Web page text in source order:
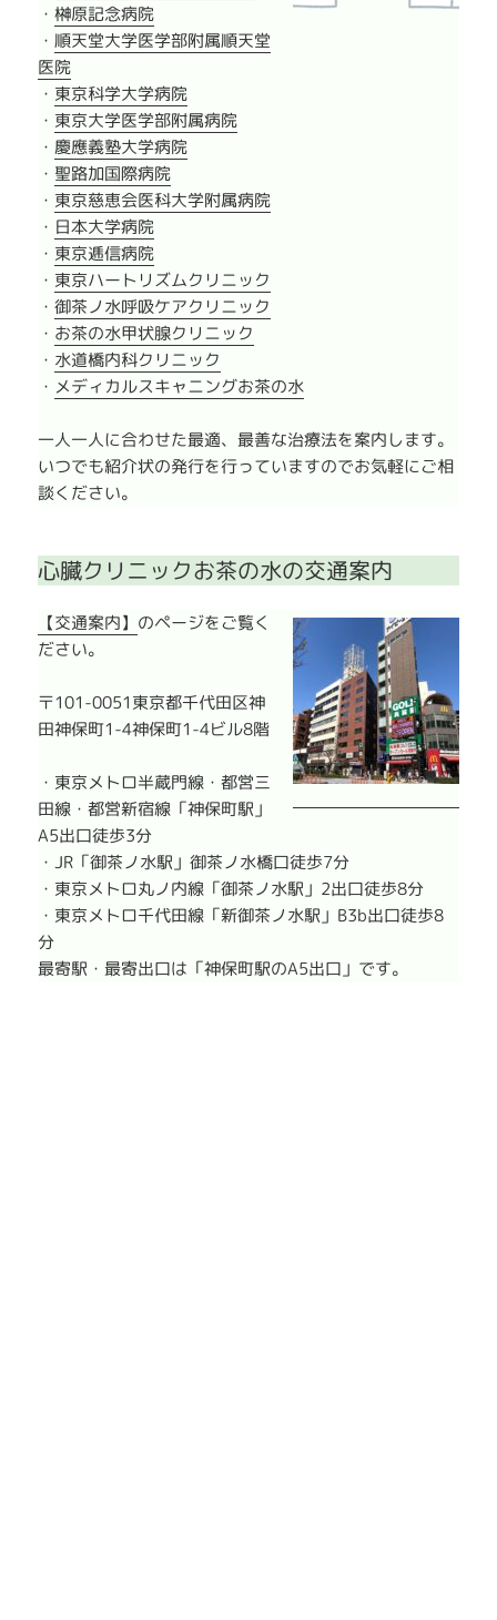
・榊原記念病院
・順天堂大学医学部附属順天堂
医院
・ 東京科学大学病院
・ 東京大学医学部附属病院
・慶應義塾大学病院
・ 聖路加国際病院
・ 東京慈恵会医科大学附属病院
・ 日本大学病院
・ 東京逓信病院
・ 東京ハートリズムクリニック
・御茶ノ水呼吸ケアクリニック
・ お茶の水甲状腺クリニック
・ 水道橋内科クリニック
・ メディカルスキャニングお茶の水
一人一人に合わせた最適、最善な治療法を案内します。
いつでも紹介状の発行を行っていますのでお気軽にご相
談ください。
心臓クリニックお茶の水の交通案内
【交通案内】 のページをご覧く
ださい。
〒101-0051東京都千代田区神
田神保町1-4神保町1-4ビル8階
・東京メトロ半蔵門線・都営三
田線・都営新宿線「神保町駅」
A5出口徒歩3分
・JR「御茶ノ水駅」御茶ノ水橋口徒歩7分
・東京メトロ丸ノ内線「御茶ノ水駅」2出口徒歩8分
・東京メトロ千代田線「新御茶ノ水駅」B3b出口徒歩8
分
最寄駅・最寄出口は「神保町駅のA5出口」です。